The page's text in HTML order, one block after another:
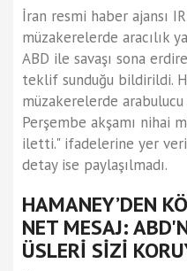
İran resmi haber ajansı
müzakerelerde aracılık
ABD ile savaşı sona
teklif sunduğu bildirildi.
müzakerelerde
Perşembe akşamı nihai
iletti." ifadelerine yer
detay ise paylaşılmadı.
HAMANEY’DEN
NET MESAJ:
ÜSLERİ SİZİ